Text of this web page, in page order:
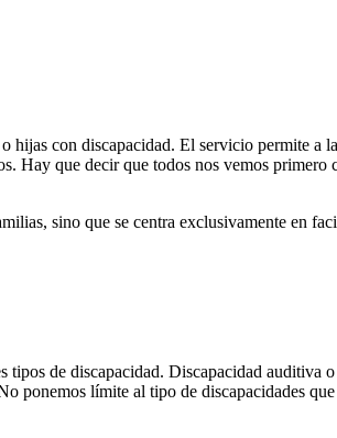
hijas con discapacidad. El servicio permite
Hay que decir que todos nos vemos
sino que se centra exclusivamente en
de discapacidad. Discapacidad
límite al tipo de discapacidades